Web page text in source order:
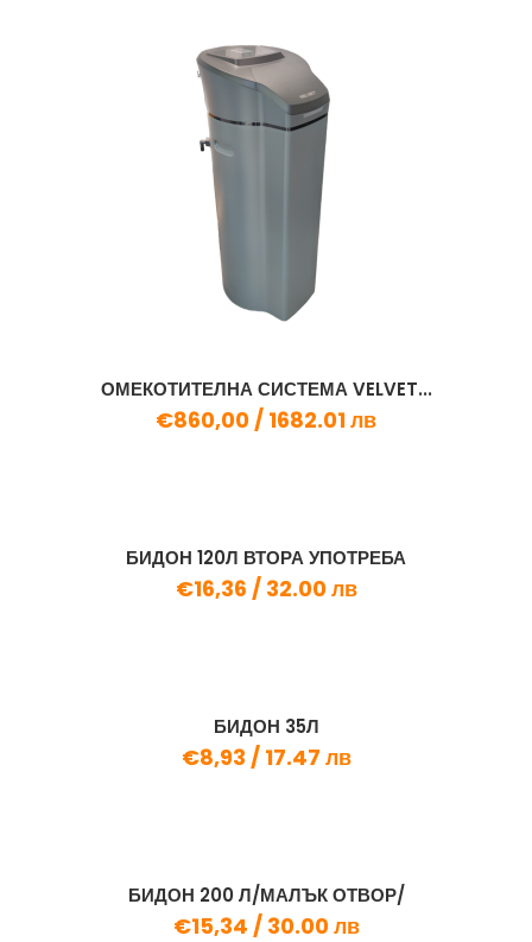
ОМЕКОТИТЕЛНА СИСТЕМА VELVET...
€860,00 / 1682.01 лв
БИДОН 120Л ВТОРА УПОТРЕБА
€16,36 / 32.00 лв
БИДОН 35Л
€8,93 / 17.47 лв
БИДОН 200 Л/МАЛЪК ОТВОР/
€15,34 / 30.00 лв